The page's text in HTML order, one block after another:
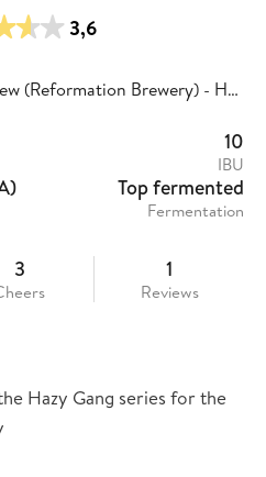
3,6
Rebrew (Reformation Brewery) - Hazy Gang Vol. 9: Nobody’s Doing Anything
10
IBU
Top fermented
Fermentation
3 1
Reviews
Hazy Gang series for the